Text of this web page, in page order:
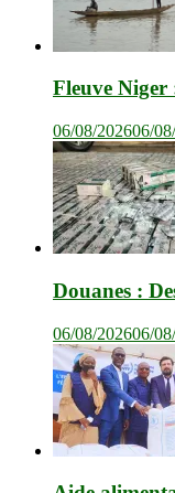
Fleuve Niger
06/08/202606/
Douanes :
06/08/202606/